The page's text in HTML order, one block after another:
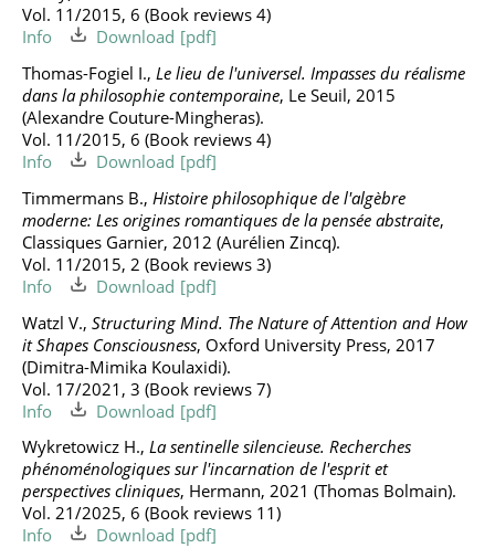
Vol. 11/2015, 6 (Book reviews 4)
Info
Download
Thomas-Fogiel I., Le lieu de l'universel. Impasses du réalisme
dans la philosophie contemporaine, Le Seuil, 2015
(Alexandre Couture-Mingheras).
Vol. 11/2015, 6 (Book reviews 4)
Info
Download
Timmermans B., Histoire philosophique de l'algèbre
moderne: Les origines romantiques de la pensée abstraite,
Classiques Garnier, 2012 (Aurélien Zincq).
Vol. 11/2015, 2 (Book reviews 3)
Info
Download
Watzl V., Structuring Mind. The Nature of Attention and How
it Shapes Consciousness, Oxford University Press, 2017
(Dimitra-Mimika Koulaxidi).
Vol. 17/2021, 3 (Book reviews 7)
Info
Download
Wykretowicz H., La sentinelle silencieuse. Recherches
phénoménologiques sur l'incarnation de l'esprit et
perspectives cliniques, Hermann, 2021 (Thomas Bolmain).
Vol. 21/2025, 6 (Book reviews 11)
Info
Download